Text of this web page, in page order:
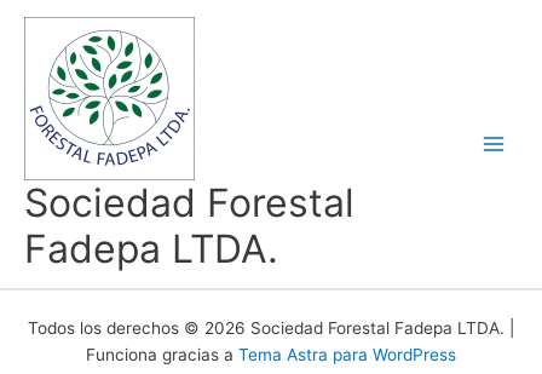
contenido
Sociedad Forestal
Fadepa LTDA.
Todos los derechos © 2026 Sociedad Forestal Fadepa LTDA. |
Funciona gracias a Tema Astra para WordPress